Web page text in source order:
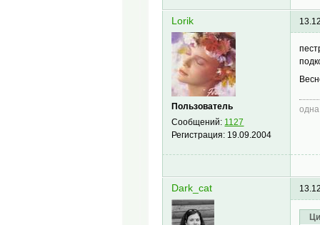
Lorik
Пользователь
Сообщений: 1127
Регистрация: 19.09.2004
Dark_cat